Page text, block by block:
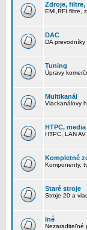
Zdroje, filtre,
EMI,RFI filtre,
DAC
DA prevodníky
Tuning
Úpravy
Multikanál
Viackanálovy
HTPC,
HTPC, LAN
Kompletné
Komponenty,
Staré stroje
Stroje 20 a
Iné
Nezaraditeľné